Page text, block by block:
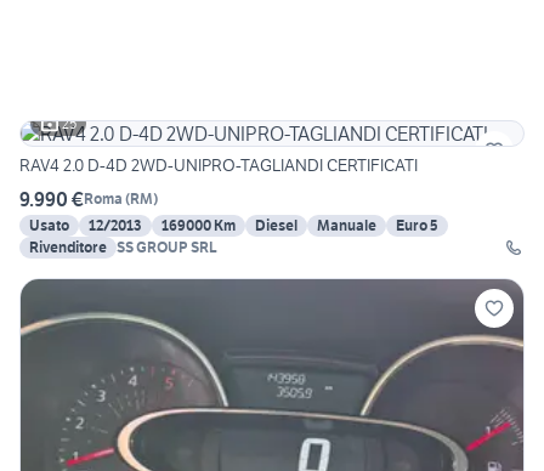
25
RAV4 2.0 D-4D 2WD-UNIPRO-TAGLIANDI CERTIFICATI
9.990 €Roma (RM)
Usato
12/2013 169000 Km Diesel Manuale
Euro 5
Rivenditore SS GROUP SRL